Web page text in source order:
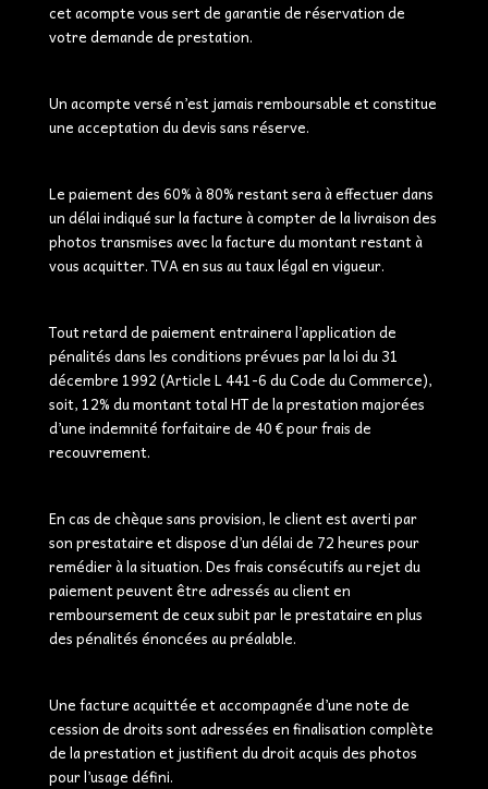
cet acompte vous sert de garantie de réservation de
votre demande de prestation.
Un acompte versé n’est jamais remboursable et constitue
une acceptation du devis sans réserve.
Le paiement des 60% à 80% restant sera à effectuer dans
un délai indiqué sur la facture à compter de la livraison des
photos transmises avec la facture du montant restant à
vous acquitter. TVA en sus au taux légal en vigueur.
Tout retard de paiement entrainera l’application de
pénalités dans les conditions prévues par la loi du 31
décembre 1992 (Article L 441-6 du Code du Commerce),
soit, 12% du montant total HT de la prestation majorées
d’une indemnité forfaitaire de 40 € pour frais de
recouvrement.
En cas de chèque sans provision, le client est averti par
son prestataire et dispose d’un délai de 72 heures pour
remédier à la situation. Des frais consécutifs au rejet du
paiement peuvent être adressés au client en
remboursement de ceux subit par le prestataire en plus
des pénalités énoncées au préalable.
Une facture acquittée et accompagnée d’une note de
cession de droits sont adressées en finalisation complète
de la prestation et justifient du droit acquis des photos
pour l’usage défini.